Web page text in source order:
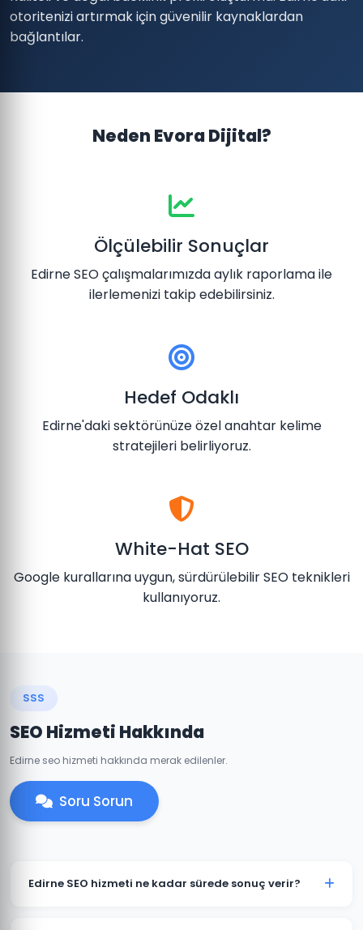
otoritenizi artırmak için güvenilir kaynaklardan
bağlantılar.
Neden Evora Dijital?
Ölçülebilir Sonuçlar
Edirne SEO çalışmalarımızda aylık raporlama ile
ilerlemenizi takip edebilirsiniz.
Hedef Odaklı
Edirne'daki sektörünüze özel anahtar kelime
stratejileri belirliyoruz.
White-Hat SEO
Google kurallarına uygun, sürdürülebilir SEO teknikleri
kullanıyoruz.
SSS
SEO Hizmeti Hakkında
Edirne seo hizmeti hakkında merak edilenler.
Soru Sorun
Edirne SEO hizmeti ne kadar sürede sonuç verir?